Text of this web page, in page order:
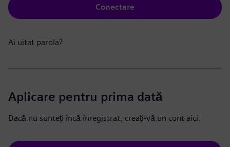
Conectare
Ai uitat parola?
Aplicare pentru prima dată
Dacă nu sunteți încă înregistrat, creați-vă un cont aici.